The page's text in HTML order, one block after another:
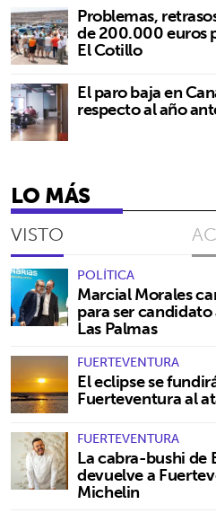
Problemas,
de 200.000 euros
El Cotillo
El paro baja en
respecto al año
LO MÁS
VISTO
POLÍTICA
Marcial Morales
para ser
Las Palmas
FUERTEVENTURA
El eclipse se
Fuerteventura al
FUERTEVENTURA
La cabra-bushi de
devuelve a
Michelin